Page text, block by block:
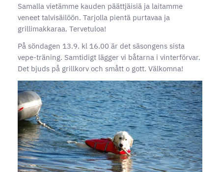
Samalla vietämme kauden päättjäisiä ja laitamme
veneet talvisäilöön. Tarjolla pientä purtavaa ja
grillimakkaraa. Tervetuloa!
På söndagen 13.9. kl 16.00 är det säsongens sista
vepe-träning. Samtidigt lägger vi båtarna i vinterförvar.
Det bjuds på grillkorv och smått o gott. Välkomna!